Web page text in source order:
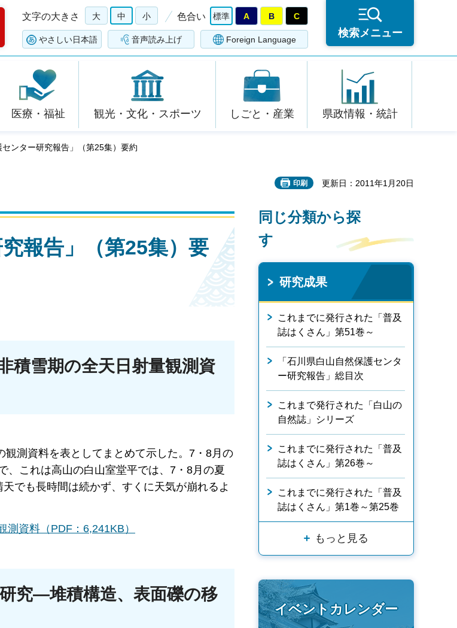
文字の大きさ 大 中 小 色合い 標準 A B C
やさしい日本語 音声読み上げ Foreign Language
検索メニュー
医療・福祉 観光・文化・スポーツ しごと・産業 県政情報・統計
ンター研究報告」（第25集）要約
印刷 更新日：2011年1月20日
報告」（第25集）要
積雪期の全天日射量観測資
測資料を表としてまとめて示した。7・8月の
、これは高山の白山室堂平では、7・8月の夏
でも長時間は続かず、すくに天気が崩れるよ
資料（PDF：6,241KB）
究―堆積構造、表面礫の移
同じ分類から探
す
研究成果
これまでに発行された「普及
誌はくさん」第51巻～
「石川県白山自然保護センタ
ー研究報告」総目次
これまで発行された「白山の
自然誌」シリーズ
これまでに発行された「普及
誌はくさん」第26巻～
これまでに発行された「普及
誌はくさん」第1巻～第25巻
もっと見る
イベントカレンダー